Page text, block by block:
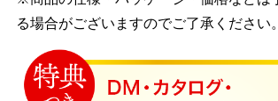
る場合がございますのでご了承ください。